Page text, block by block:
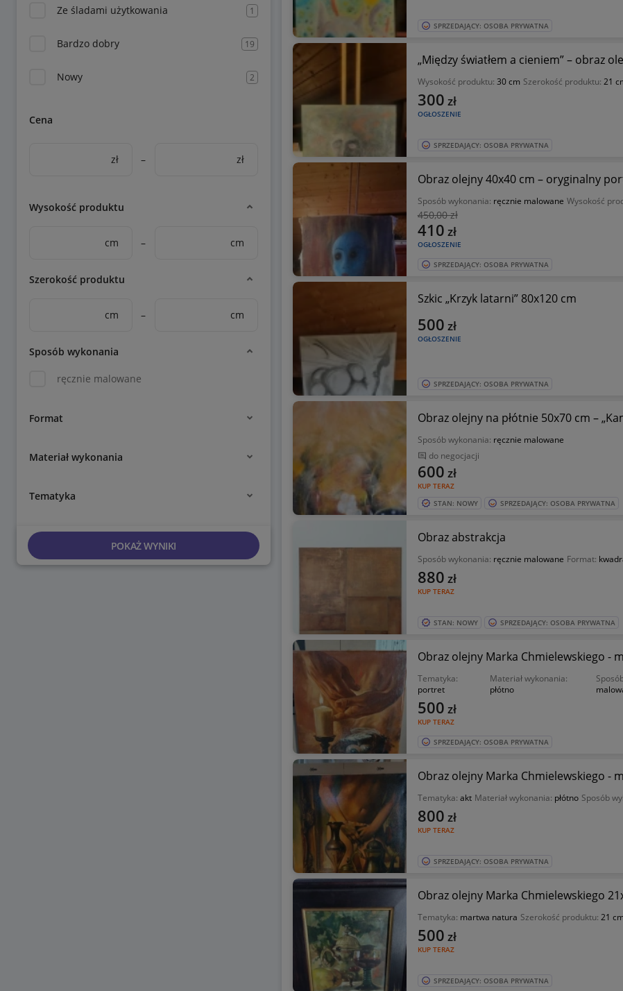
Ze śladami użytkowania 1
Bardzo dobry 19
Nowy 2
Cena
zł – zł
Wysokość produktu
cm – cm
Szerokość produktu
cm – cm
Sposób wykonania
ręcznie malowane
Format
Materiał wykonania
Tematyka
POKAŻ WYNIKI
SPRZEDAJĄCY: OSOBA PRYWATNA
„Między światłem a cieniem” – obraz
Wysokość produktu: 30 cm Szerokość produktu: 21
OGŁOSZENIE
300 zł
SPRZEDAJĄCY: OSOBA PRYWATNA
Obraz olejny 40x40 cm – oryginalny
Sposób wykonania: ręcznie malowane Wysokość
450,00 zł
OGŁOSZENIE
410 zł
SPRZEDAJĄCY: OSOBA PRYWATNA
Szkic „Krzyk latarni” 80x120 cm
OGŁOSZENIE
500 zł
SPRZEDAJĄCY: OSOBA PRYWATNA
Obraz olejny na płótnie 50x70 cm –
Sposób wykonania: ręcznie malowane
do negocjacji
KUP TERAZ
600 zł
STAN: NOWY SPRZEDAJĄCY: OSOBA PRYWATNA
Obraz abstrakcja
Sposób wykonania: ręcznie malowane Format:
KUP TERAZ
880 zł
STAN: NOWY SPRZEDAJĄCY: OSOBA PRYWATNA
Obraz olejny Marka Chmielewskiego -
Tematyka:
portret
Materiał wykonania:
płótno
KUP TERAZ
500 zł
SPRZEDAJĄCY: OSOBA PRYWATNA
Obraz olejny Marka Chmielewskiego -
Tematyka: akt Materiał wykonania: płótno Sposób
KUP TERAZ
800 zł
SPRZEDAJĄCY: OSOBA PRYWATNA
Obraz olejny Marka Chmielewskiego
Tematyka: martwa natura Szerokość produktu: 21
KUP TERAZ
500 zł
SPRZEDAJĄCY: OSOBA PRYWATNA